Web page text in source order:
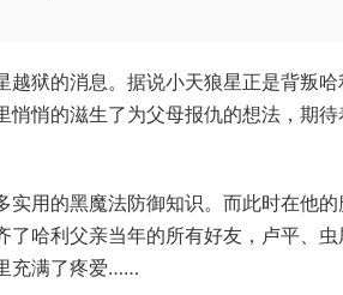
狱的消息。据说小天狼星正是背叛哈
悄的滋生了为父母报仇的想法，期待
用的黑魔法防御知识。而此时在他的
哈利父亲当年的所有好友，卢平、虫
充满了疼爱……